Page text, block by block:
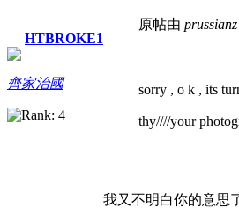
HTBROKE1
齊家治國
原帖由 prussianz
sorry , o k , its
thy////your
我又不明白你的意思